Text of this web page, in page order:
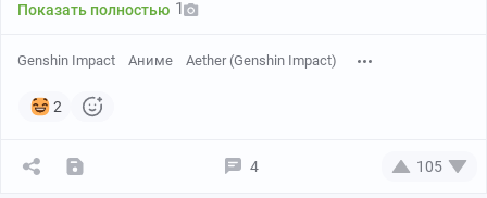
Показать полностью 1
Genshin Impact Аниме Aether (Genshin Impact)
2
4 105